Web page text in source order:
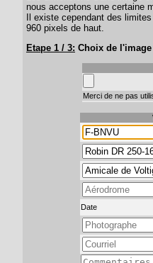
nous acceptons une certaine
Il existe cependant des
960 pixels de haut.
Etape 1 / 3: Choix de
Merci de ne pas
Date